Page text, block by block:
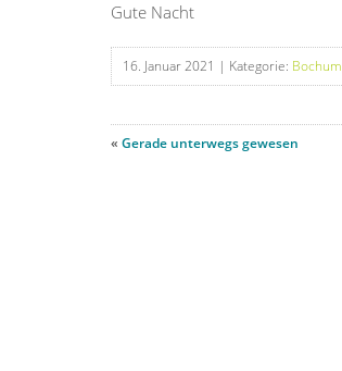
Gute Nacht
16. Januar 2021 | Kategorie: Bochum
« Gerade unterwegs gewesen